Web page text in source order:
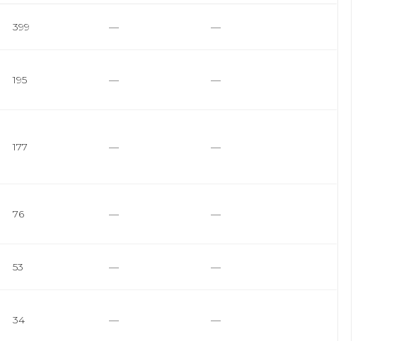
399 — —
195 — —
177 — —
76 — —
53 — —
34 — —